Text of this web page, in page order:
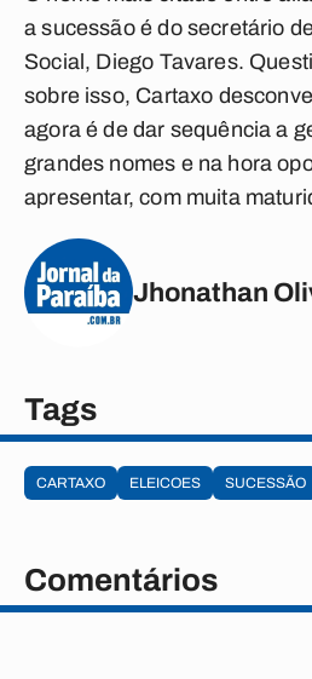
a sucessão é do secretário
Social, Diego Tavares.
sobre isso, Cartaxo
agora é de dar sequência a
grandes nomes e na hora
apresentar, com muita
Jhonathan
Tags
CARTAXO ELEICOES SUCESSÃO
Comentários